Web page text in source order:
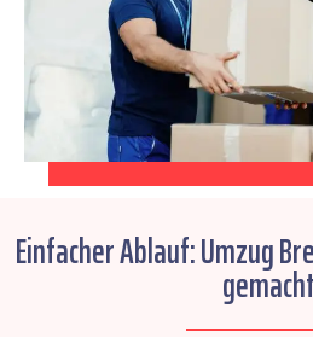
Einfacher Ablauf: Umzug